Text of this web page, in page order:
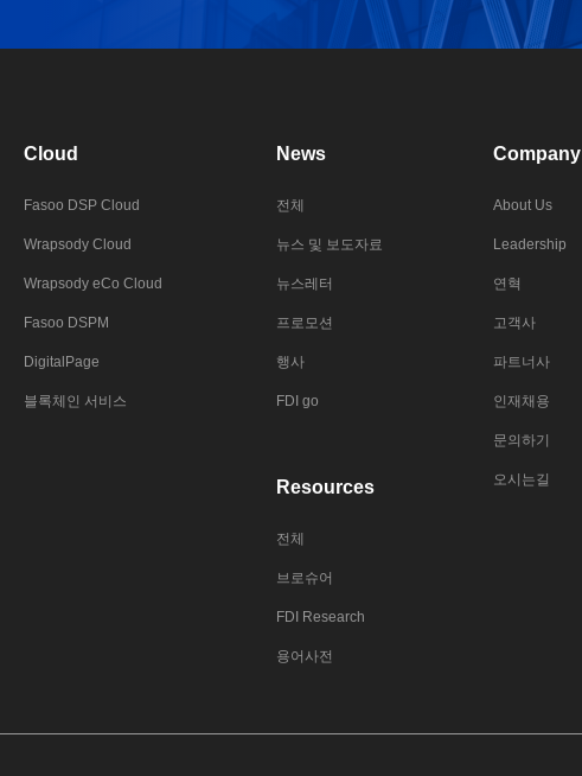
Cloud
Fasoo DSP Cloud
Wrapsody Cloud
Wrapsody eCo Cloud
Fasoo DSPM
DigitalPage
블록체인 서비스
News
전체
뉴스 및 보도자료
뉴스레터
프로모션
행사
FDI go
Resources
전체
브로슈어
FDI Research
용어사전
Company
About Us
Leadership
연혁
고객사
파트너사
인재채용
문의하기
오시는길